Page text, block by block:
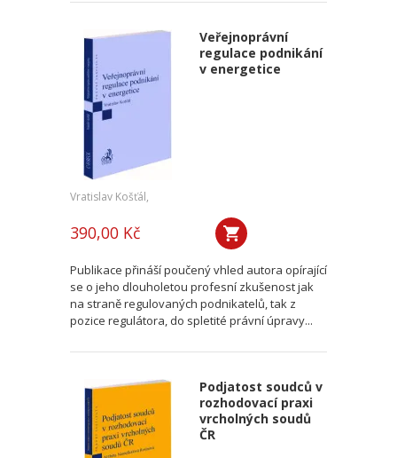
Veřejnoprávní
regulace podnikání
v energetice
Vratislav Košťál,
390,00 Kč
Publikace přináší poučený vhled autora opírající
se o jeho dlouholetou profesní zkušenost jak
na straně regulovaných podnikatelů, tak z
pozice regulátora, do spletité právní úpravy...
Podjatost soudců v
rozhodovací praxi
vrcholných soudů
ČR